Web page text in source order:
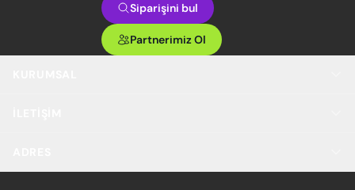
Siparişini bul
Partnerimiz Ol